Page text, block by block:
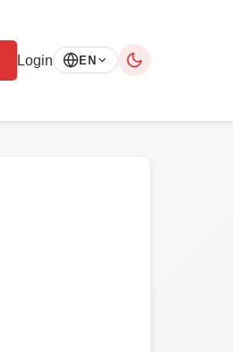
Login EN